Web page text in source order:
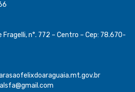
Fragelli, n°. 772 – Centro – Cep: 78.670-